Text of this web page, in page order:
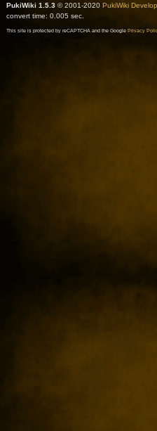
PukiWiki 1.5.3© 2001-2020 PukiWiki
convert time: 0.005 sec.
This site is protected by reCAPTCHA and the Google Privacy